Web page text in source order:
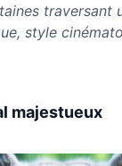
traversant
style
majestueux